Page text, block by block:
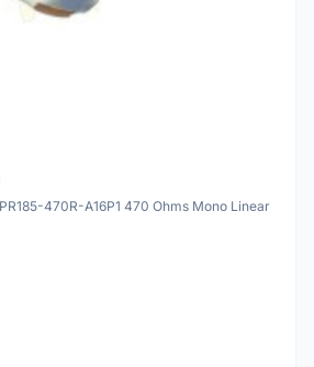
470R-A16P1 470 Ohms Mono Linear